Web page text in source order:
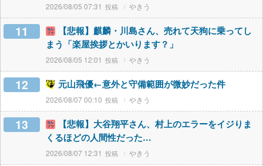
2026/08/05 07:31 やきう
11
【悲報】麒麟・川島さん、売れて天狗に乗ってし
まう「楽屋挨拶とかいります？」
2026/08/05 12:01 やきう
12 元山飛優←意外と守備範囲が微妙だった件
2026/08/07 00:10 やきう
13
【悲報】大谷翔平さん、村上のエラーをイジりま
くるほどの人間性だった…
2026/08/07 12:31 やきう